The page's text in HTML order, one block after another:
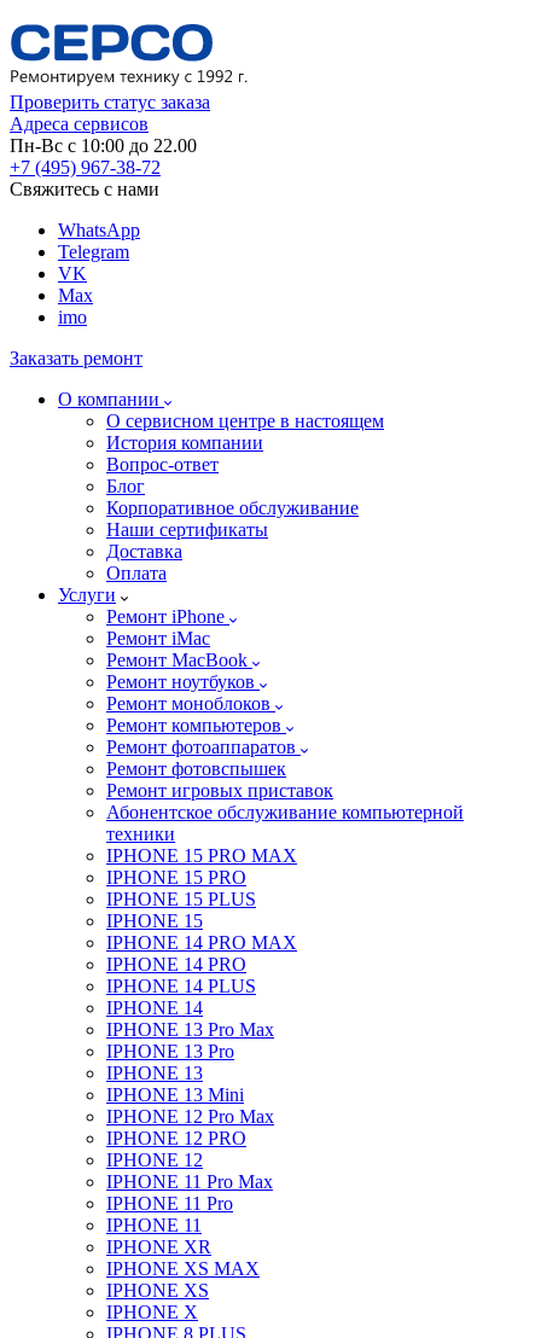
Проверить статус заказа
Адреса сервисов
Пн-Вс с 10:00 до 22.00
+7 (495) 967-38-72
Свяжитесь с нами
WhatsApp
Telegram
VK
Max
imo
Заказать ремонт
О компании
О сервисном центре в настоящем
История компании
Вопрос-ответ
Блог
Корпоративное обслуживание
Наши сертификаты
Доставка
Оплата
Услуги
Ремонт iPhone
Ремонт iMac
Ремонт MacBook
Ремонт ноутбуков
Ремонт моноблоков
Ремонт компьютеров
Ремонт фотоаппаратов
Ремонт фотовспышек
Ремонт игровых приставок
Абонентское обслуживание компьютерной
техники
IPHONE 15 PRO MAX
IPHONE 15 PRO
IPHONE 15 PLUS
IPHONE 15
IPHONE 14 PRO MAX
IPHONE 14 PRO
IPHONE 14 PLUS
IPHONE 14
IPHONE 13 Pro Max
IPHONE 13 Pro
IPHONE 13
IPHONE 13 Mini
IPHONE 12 Pro Max
IPHONE 12 PRO
IPHONE 12
IPHONE 11 Pro Max
IPHONE 11 Pro
IPHONE 11
IPHONE XR
IPHONE XS MAX
IPHONE XS
IPHONE X
IPHONE 8 PLUS